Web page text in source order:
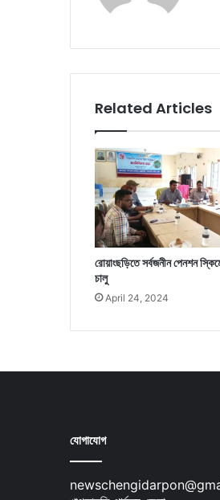
Related Articles
রোয়াংছড়িতে সর্বজনীন পেনশন
চালু
April 24, 2024
যোগাযোগ